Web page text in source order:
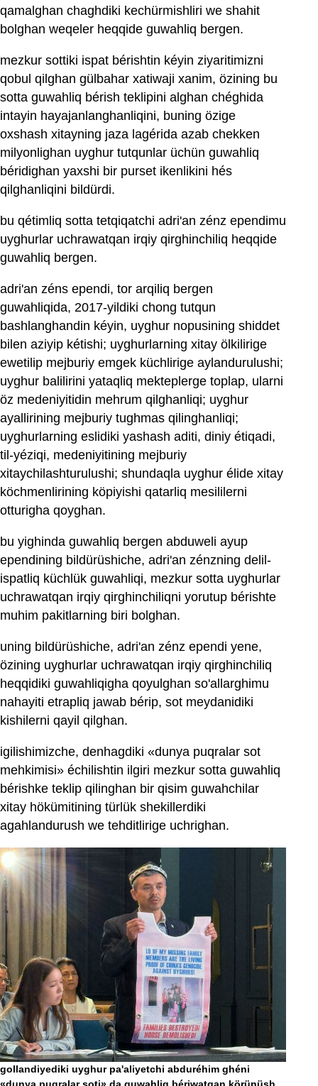
qamalghan chaghdiki kechürmishliri we shahit
bolghan weqeler heqqide guwahliq bergen.
mezkur sottiki ispat bérishtin kéyin ziyaritimizni
qobul qilghan gülbahar xatiwaji xanim, özining bu
sotta guwahliq bérish teklipini alghan chéghida
intayin hayajanlanghanliqini, buning özige
oxshash xitayning jaza lagérida azab chekken
milyonlighan uyghur tutqunlar üchün guwahliq
béridighan yaxshi bir purset ikenlikini hés
qilghanliqini bildürdi.
bu qétimliq sotta tetqiqatchi adri'an zénz ependimu
uyghurlar uchrawatqan irqiy qirghinchiliq heqqide
guwahliq bergen.
adri'an zéns ependi, tor arqiliq bergen
guwahliqida, 2017-yildiki chong tutqun
bashlanghandin kéyin, uyghur nopusining shiddet
bilen aziyip kétishi; uyghurlarning xitay ölkilirige
ewetilip mejburiy emgek küchlirige aylandurulushi;
uyghur balilirini yataqliq mekteplerge toplap, ularni
öz medeniyitidin mehrum qilghanliqi; uyghur
ayallirining mejburiy tughmas qilinghanliqi;
uyghurlarning eslidiki yashash aditi, diniy étiqadi,
til-yéziqi, medeniyitining mejburiy
xitaychilashturulushi; shundaqla uyghur élide xitay
köchmenlirining köpiyishi qatarliq mesililerni
otturigha qoyghan.
bu yighinda guwahliq bergen abduweli ayup
ependining bildürüshiche, adri'an zénzning delil-
ispatliq küchlük guwahliqi, mezkur sotta uyghurlar
uchrawatqan irqiy qirghinchiliqni yorutup bérishte
muhim pakitlarning biri bolghan.
uning bildürüshiche, adri'an zénz ependi yene,
özining uyghurlar uchrawatqan irqiy qirghinchiliq
heqqidiki guwahliqigha qoyulghan so'allarghimu
nahayiti etrapliq jawab bérip, sot meydanidiki
kishilerni qayil qilghan.
igilishimizche, denhagdiki «dunya puqralar sot
mehkimisi» échilishtin ilgiri mezkur sotta guwahliq
bérishke teklip qilinghan bir qisim guwahchilar
xitay hökümitining türlük shekillerdiki
agahlandurush we tehditlirige uchrighan.
gollandiyediki uyghur pa'aliyetchi abduréhim ghéni